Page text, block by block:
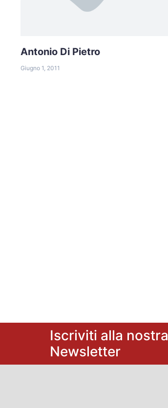
Antonio Di Pietro
Giugno 1, 2011
Iscriviti alla nostra
Newsletter